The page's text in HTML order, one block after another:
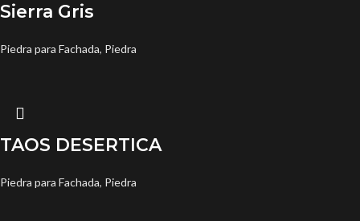
Sierra Gris
Piedra para Fachada, Piedra
TAOS DESERTICA
Piedra para Fachada, Piedra